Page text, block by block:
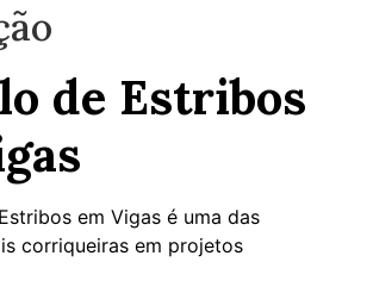
de Estribos
em Vigas é uma das
corriqueiras em projetos